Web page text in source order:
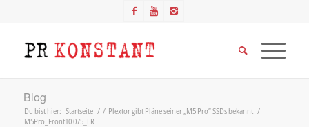
Blog
Du bist hier: Startseite / / Plextor gibt Pläne seiner „M5 Pro” SSDs bekannt /
M5Pro_Front10 075_LR